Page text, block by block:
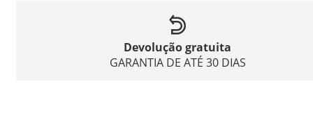
Devolução gratuita
GARANTIA DE ATÉ 30 DIAS